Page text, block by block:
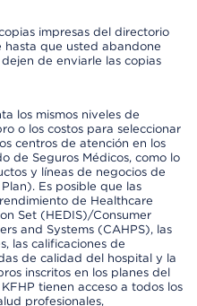
impresas del directorio
que usted abandone
de enviarle las copias
los mismos niveles de
o los costos para seleccionar
centros de atención en los
de Seguros Médicos, como lo
y líneas de negocios de
Es posible que las
de Healthcare
Set (HEDIS)/Consumer
and Systems (CAHPS), las
las calificaciones de
de calidad del hospital y la
inscritos en los planes del
tienen acceso a todos los
profesionales,